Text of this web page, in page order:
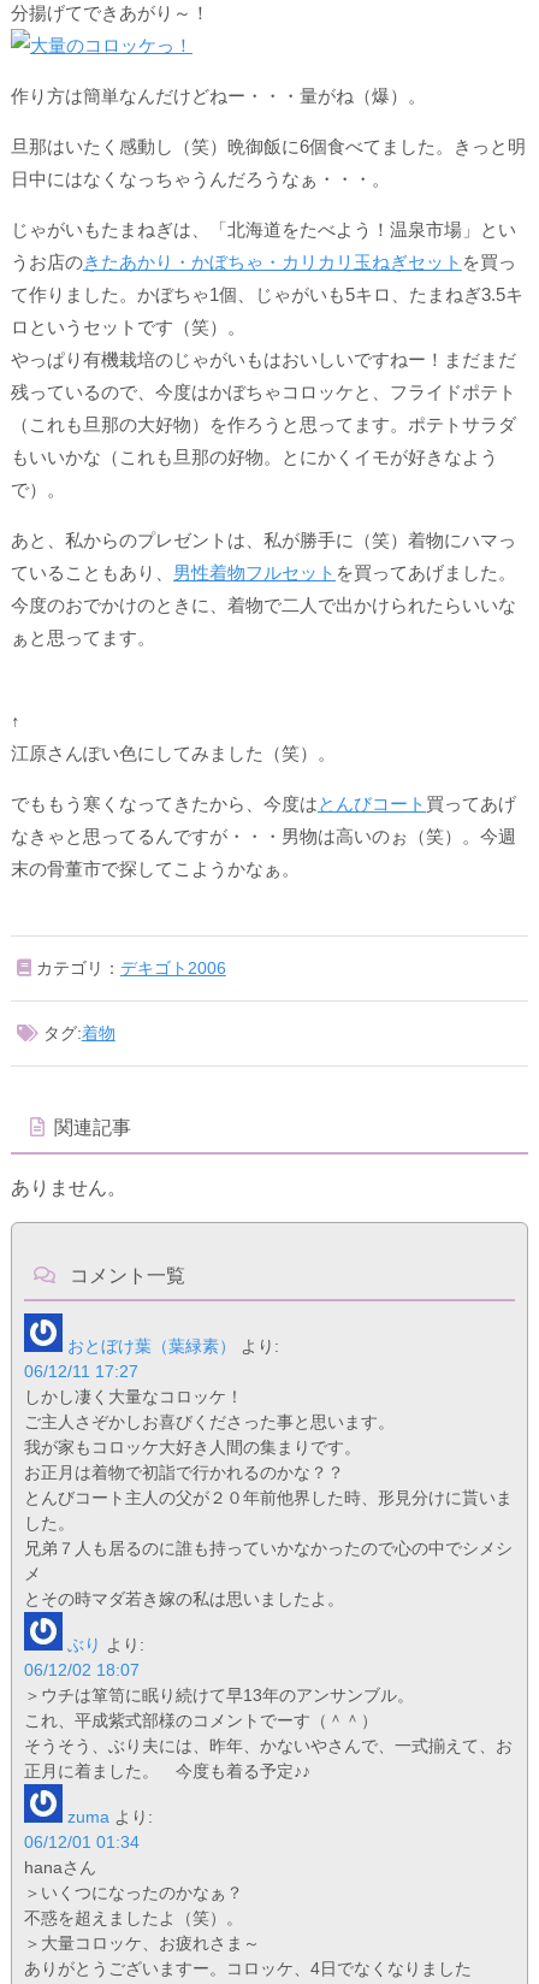
分揚げてできあがり～！
作り方は簡単なんだけどねー・・・量がね（爆）。
旦那はいたく感動し（笑）晩御飯に6個食べてました。きっと明
日中にはなくなっちゃうんだろうなぁ・・・。
じゃがいもたまねぎは、「北海道をたべよう！温泉市場」とい
うお店のきたあかり・かぼちゃ・カリカリ玉ねぎセット を買っ
て作りました。かぼちゃ1個、じゃがいも5キロ、たまねぎ3.5キ
ロというセットです（笑）。
やっぱり有機栽培のじゃがいもはおいしいですねー！まだまだ
残っているので、今度はかぼちゃコロッケと、フライドポテト
（これも旦那の大好物）を作ろうと思ってます。ポテトサラダ
もいいかな（これも旦那の好物。とにかくイモが好きなよう
で）。
あと、私からのプレゼントは、私が勝手に（笑）着物にハマっ
ていることもあり、 男性着物フルセット を買ってあげました。
今度のおでかけのときに、着物で二人で出かけられたらいいな
ぁと思ってます。
↑
江原さんぽい色にしてみました（笑）。
でももう寒くなってきたから、今度はとんびコート 買ってあげ
なきゃと思ってるんですが・・・男物は高いのぉ（笑）。今週
末の骨董市で探してこようかなぁ。
カテゴリ： デキゴト2006
タグ:着物
関連記事
ありません。
コメント一覧
おとぼけ葉（葉緑素）
より:
06/12/11 17:27
しかし凄く大量なコロッケ！
ご主人さぞかしお喜びくださった事と思います。
我が家もコロッケ大好き人間の集まりです。
お正月は着物で初詣で行かれるのかな？？
とんびコート主人の父が２０年前他界した時、形見分けに貰いま
した。
兄弟７人も居るのに誰も持っていかなかったので心の中でシメシ
メ
とその時マダ若き嫁の私は思いましたよ。
ぶり より:
06/12/02 18:07
＞ウチは箪笥に眠り続けて早13年のアンサンブル。
これ、平成紫式部様のコメントでーす（＾＾）
そうそう、ぶり夫には、昨年、かないやさんで、一式揃えて、お
正月に着ました。 今度も着る予定♪♪
zuma より:
06/12/01 01:34
hanaさん
＞いくつになったのかなぁ？
不惑を超えましたよ（笑）。
＞大量コロッケ、お疲れさま～
ありがとうございますー。コロッケ、4日でなくなりました